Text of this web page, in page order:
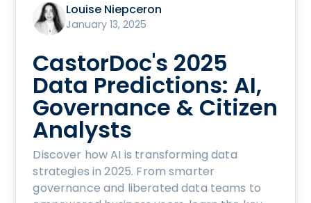
Louise Niepceron
January 13, 2025
CastorDoc's 2025
Data Predictions: AI,
Governance & Citizen
Analysts
Discover how AI is transforming data
strategies in 2025. From smarter
governance and liberated data teams to